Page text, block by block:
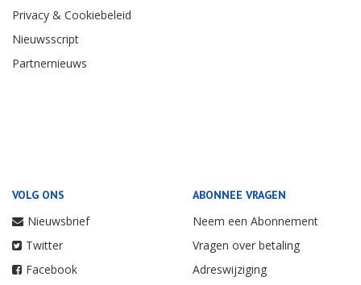
Privacy & Cookiebeleid
Nieuwsscript
Partnernieuws
VOLG ONS
Nieuwsbrief
Twitter
Facebook
ABONNEE VRAGEN
Neem een Abonnement
Vragen over betaling
Adreswijziging